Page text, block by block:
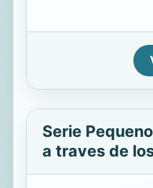
Serie
a traves de